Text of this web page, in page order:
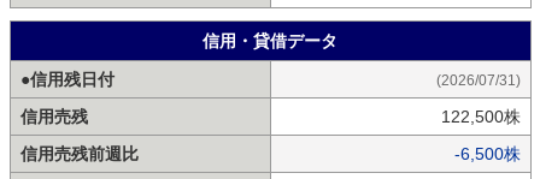
信用・貸借データ
●信用残日付
(2026/07/31)
信用売残
122,500株
信用売残前週比
-6,500株